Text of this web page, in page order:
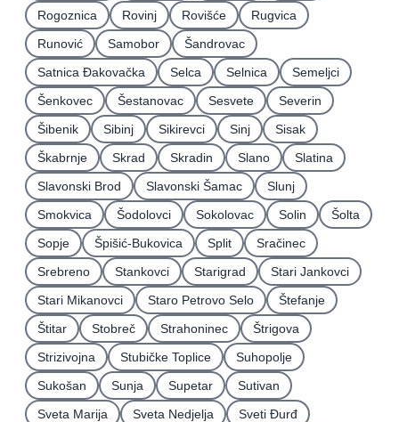
Rogoznica
Rovinj Rovišće
Rugvica
Runović
Samobor
Šandrovac
Satnica Ðakovačka
Selca Selnica
Semeljci
Šenkovec
Šestanovac Sesvete
Severin
Šibenik
Sibinj Sikirevci Sinj
Sisak
Škabrnje
Skrad Skradin Slano
Slatina
Slavonski Brod
Slavonski Šamac
Slunj
Smokvica
Šodolovci Sokolovac Solin
Šolta
Sopje
Špišić-Bukovica Split
Sračinec
Srebreno
Stankovci Starigrad
Stari Jankovci
Stari Mikanovci
Staro Petrovo Selo
Štefanje
Štitar
Stobreč Strahoninec
Štrigova
Strizivojna
Stubičke Toplice
Suhopolje
Sukošan
Sunja Supetar
Sutivan
Sveta Marija
Sveta Nedjelja
Sveti Ðurđ